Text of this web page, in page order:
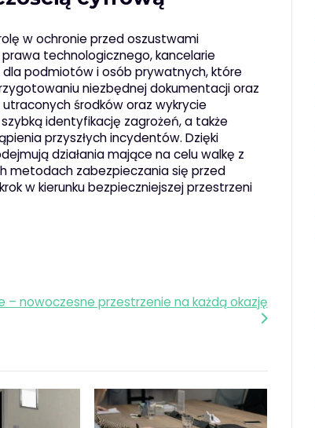
w ochronie przed oszustwami
technologicznego, kancelarie
podmiotów i osób prywatnych, które
niezbędnej dokumentacji oraz
środków oraz wykrycie
identyfikację zagrożeń, a także
przyszłych incydentów. Dzięki
działania mające na celu walkę z
metodach zabezpieczania się przed
w kierunku bezpieczniejszej przestrzeni
– nowoczesne przestrzenie na każdą okazję